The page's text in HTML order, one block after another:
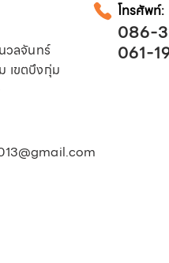
วลจันทร์
เขตบึงกุ่ม
โทรศัพท์:
086-
061-